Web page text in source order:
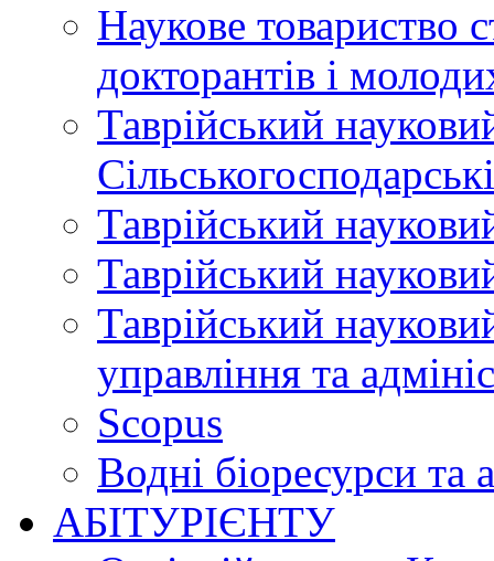
Наукове товариство
докторантів і
Таврійський
Таврійський
Таврійський
Таврійський
управління та
Scopus
Водні біоресурси та
АБІТУРІЄНТУ